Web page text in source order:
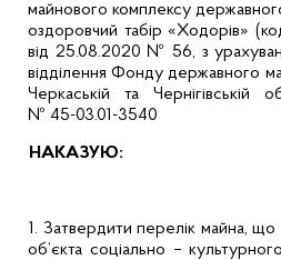
майнового комплексу
оздоровчий табір «Ходорів»
від 25.08.2020 № 56, з
відділення Фонду державного
Черкаській та Чернігівській
№ 45-03.01-3540
НАКАЗУЮ:
1. Затвердити перелік майна,що
об’єкта соціально –